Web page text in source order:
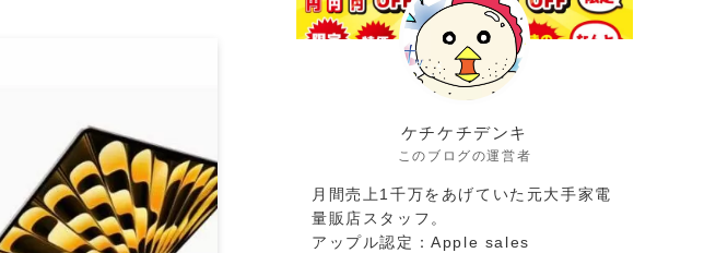
ケチケチデンキ
このブログの運営者
月間売上1千万をあげていた元大手家電
量販店スタッフ。
アップル認定：Apple sales